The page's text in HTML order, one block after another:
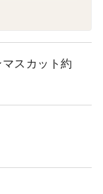
っておりませ
応とさせてい
スカット約